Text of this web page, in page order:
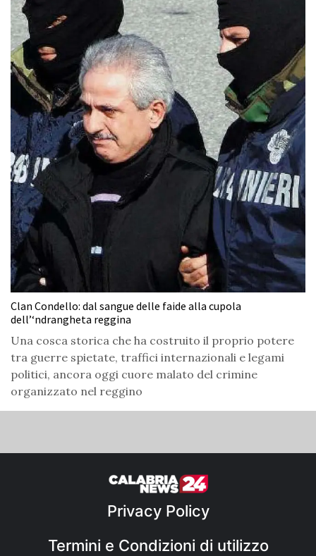
Clan Condello: dal sangue delle faide alla cupola
dell’‘ndrangheta reggina
Una cosca storica che ha costruito il proprio potere
tra guerre spietate, traffici internazionali e legami
politici, ancora oggi cuore malato del crimine
organizzato nel reggino
Privacy Policy
Termini e Condizioni di utilizzo